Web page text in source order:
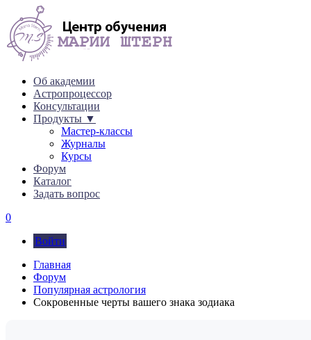
Об академии
Астропроцессор
Консультации
Продукты ▼
Мастер-классы
Журналы
Курсы
Форум
Каталог
Задать вопрос
0
Войти
Главная
Форум
Популярная астрология
Сокровенные черты вашего знака зодиака